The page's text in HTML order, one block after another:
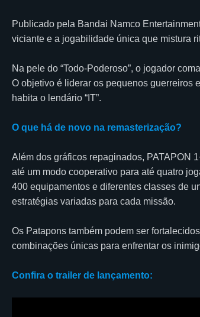
Publicado pela Bandai Namco
viciante e a jogabilidade única que mistura
Na pele do “Todo-Poderoso”, o jogador
O objetivo é liderar os pequenos guerreiros
habita o lendário “IT”.
O que há de novo na remasterização?
Além dos gráficos repaginados, PATAPON
até um modo cooperativo para até quatro
400 equipamentos e diferentes classes de
estratégias variadas para cada missão.
Os Patapons também podem ser
combinações únicas para enfrentar os
Confira o trailer de lançamento: